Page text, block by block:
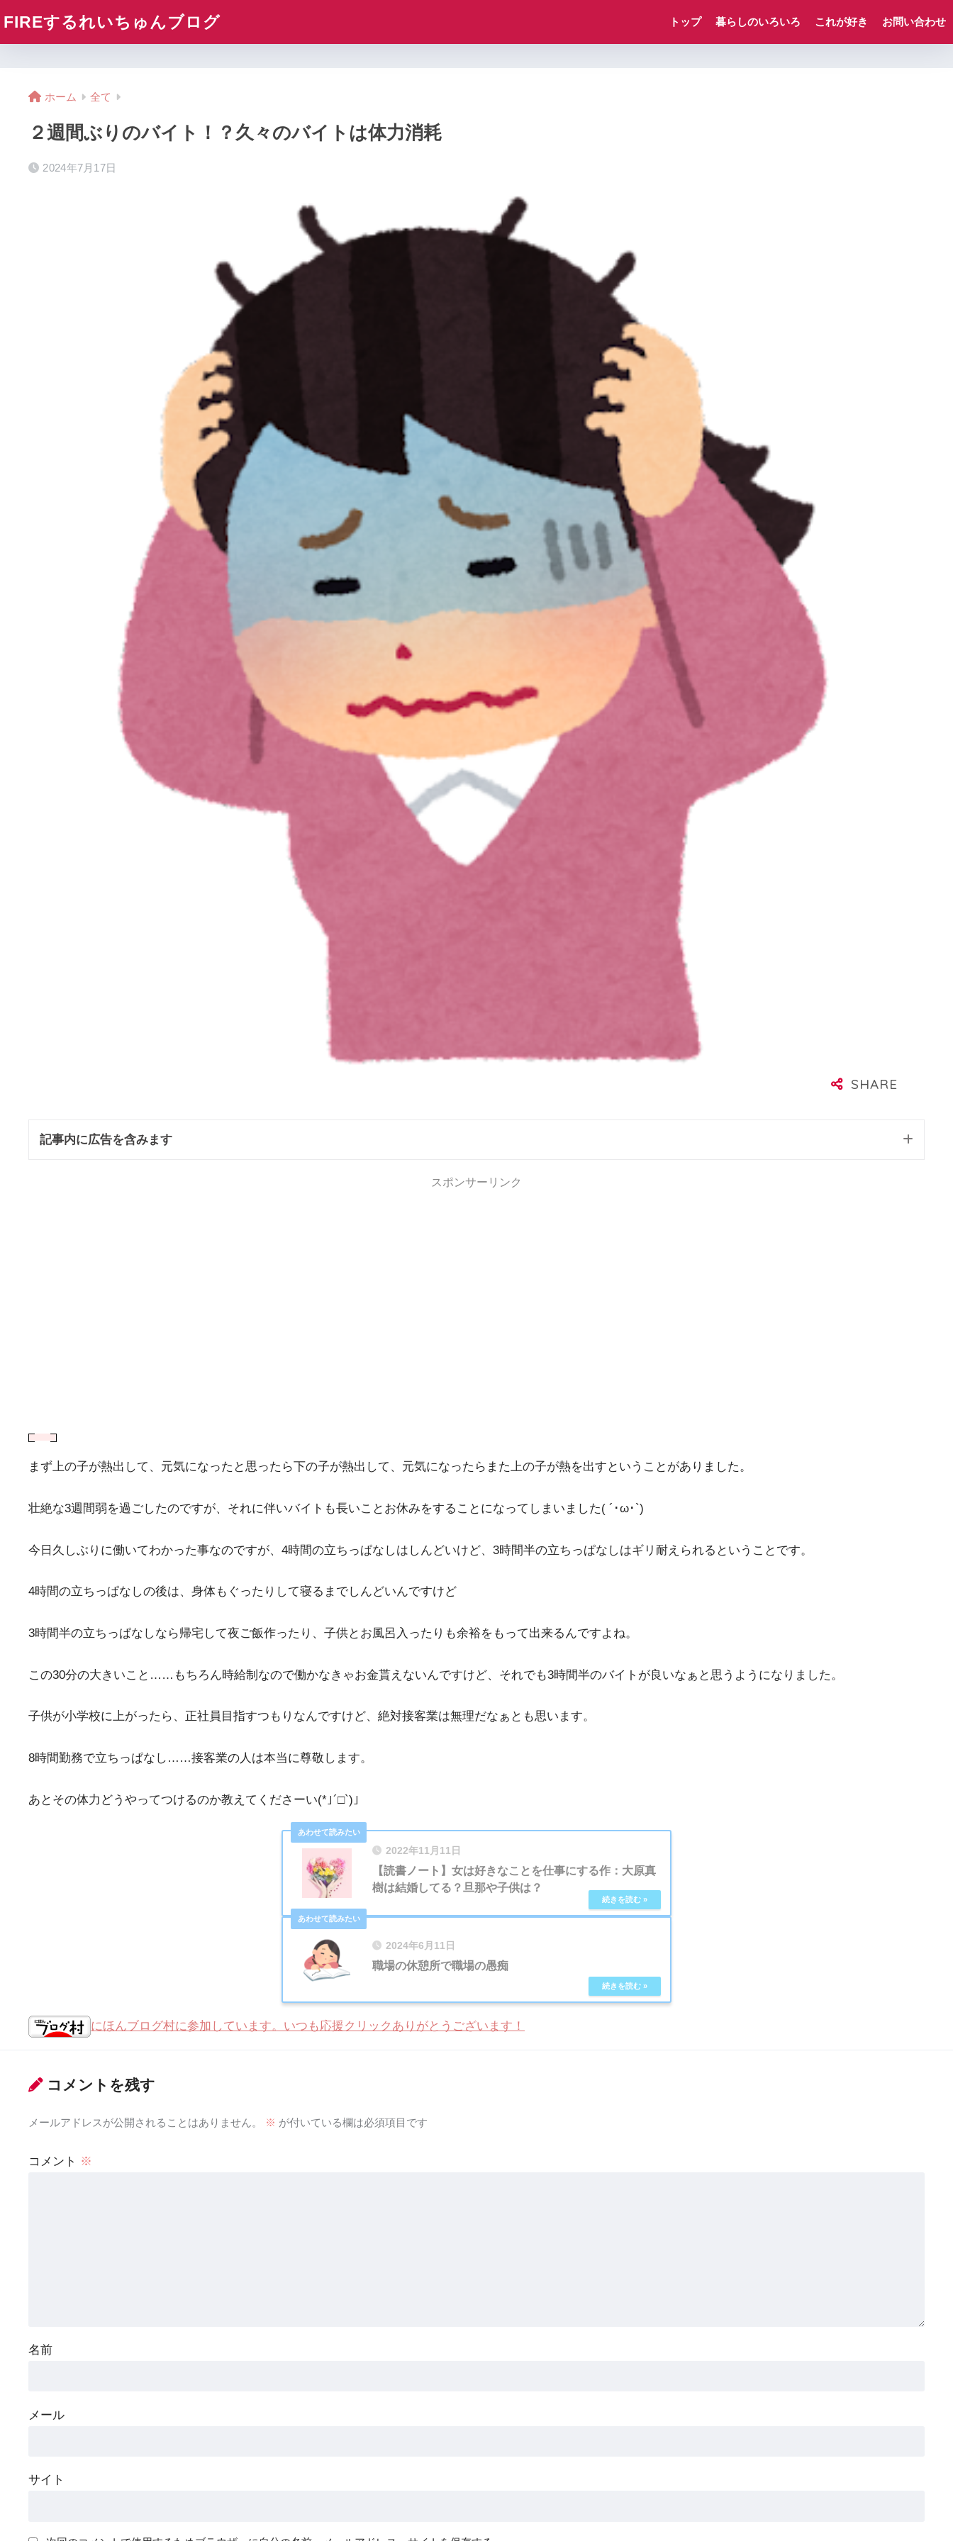
FIREするれいちゅんブログ トップ 暮らしのいろいろ これが好き お問い合わせ
ホーム 全て
２週間ぶりのバイト！？久々のバイトは体力消耗
2024年7月17日
記事内に広告を含みます
スポンサーリンク
まず上の子が熱出して、元気になったと思ったら下の子が熱出して、元気になったらまた上の子が熱を出すということがありました。
壮絶な3週間弱を過ごしたのですが、それに伴いバイトも長いことお休みをすることになってしまいました( ´･ω･`)
今日久しぶりに働いてわかった事なのですが、4時間の立ちっぱなしはしんどいけど、3時間半の立ちっぱなしはギリ耐えられるということです。
4時間の立ちっぱなしの後は、身体もぐったりして寝るまでしんどいんですけど
3時間半の立ちっぱなしなら帰宅して夜ご飯作ったり、子供とお風呂入ったりも余裕をもって出来るんですよね。
この30分の大きいこと……もちろん時給制なので働かなきゃお金貰えないんですけど、それでも3時間半のバイトが良いなぁと思うようになりました。
子供が小学校に上がったら、正社員目指すつもりなんですけど、絶対接客業は無理だなぁとも思います。
8時間勤務で立ちっぱなし……接客業の人は本当に尊敬します。
あとその体力どうやってつけるのか教えてくださーい(*｣´□`)｣
2022年11月11日
【読書ノート】女は好きなことを仕事にする作：大原真
樹は結婚してる？旦那や子供は？
2024年6月11日
職場の休憩所で職場の愚痴
にほんブログ村に参加しています。いつも応援クリックありがとうございます！
コメントを残す
メールアドレスが公開されることはありません。 ※ が付いている欄は必須項目です
コメント ※
名前
メール
サイト